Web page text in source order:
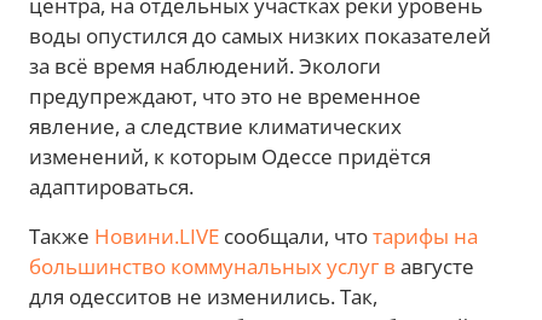
воды опустился до самых низких показателей
за всё время наблюдений. Экологи
предупреждают, что это не временное
явление, а следствие климатических
изменений, к которым Одессе придётся
адаптироваться.
Также Новини.LIVE сообщали, чтотарифы на
большинство коммунальных услуг в августе
для одесситов не изменились. Так,